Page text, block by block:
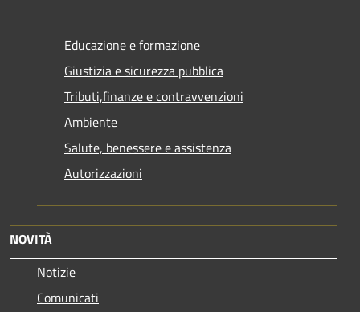
Educazione e formazione
Giustizia e sicurezza pubblica
Tributi,finanze e contravvenzioni
Ambiente
Salute, benessere e assistenza
Autorizzazioni
NOVITÀ
Notizie
Comunicati